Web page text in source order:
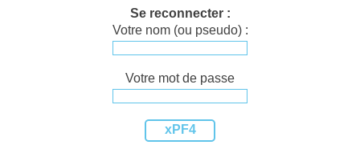
Se reconnecter :
Votre nom (ou pseudo) :
Votre mot de passe
xPF4